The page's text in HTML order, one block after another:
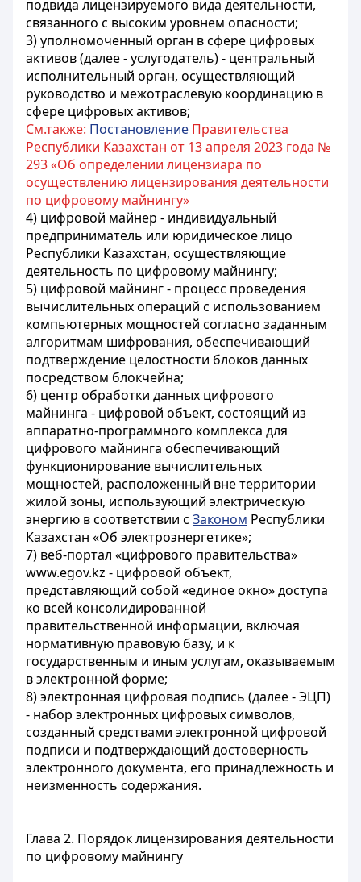
подвида лицензируемого вида деятельности,
связанного с высоким уровнем опасности;
3) уполномоченный орган в сфере цифровых
активов (далее - услугодатель) - центральный
исполнительный орган, осуществляющий
руководство и межотраслевую координацию в
сфере цифровых активов;
См.также: Постановление Правительства
Республики Казахстан от 13 апреля 2023 года №
293 «Об определении лицензиара по
осуществлению лицензирования деятельности
по цифровому майнингу»
4) цифровой майнер - индивидуальный
предприниматель или юридическое лицо
Республики Казахстан, осуществляющие
деятельность по цифровому майнингу;
5) цифровой майнинг - процесс проведения
вычислительных операций с использованием
компьютерных мощностей согласно заданным
алгоритмам шифрования, обеспечивающий
подтверждение целостности блоков данных
посредством блокчейна;
6) центр обработки данных цифрового
майнинга - цифровой объект, состоящий из
аппаратно-программного комплекса для
цифрового майнинга обеспечивающий
функционирование вычислительных
мощностей, расположенный вне территории
жилой зоны, использующий электрическую
энергию в соответствии с Законом Республики
Казахстан «Об электроэнергетике»;
7) веб-портал «цифрового правительства»
www.egov.kz - цифровой объект,
представляющий собой «единое окно» доступа
ко всей консолидированной
правительственной информации, включая
нормативную правовую базу, и к
государственным и иным услугам, оказываемым
в электронной форме;
8) электронная цифровая подпись (далее - ЭЦП)
- набор электронных цифровых символов,
созданный средствами электронной цифровой
подписи и подтверждающий достоверность
электронного документа, его принадлежность и
неизменность содержания.
Глава 2. Порядок лицензирования деятельности
по цифровому майнингу